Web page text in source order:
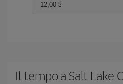
12,00 $
Il tempo a Salt Lake